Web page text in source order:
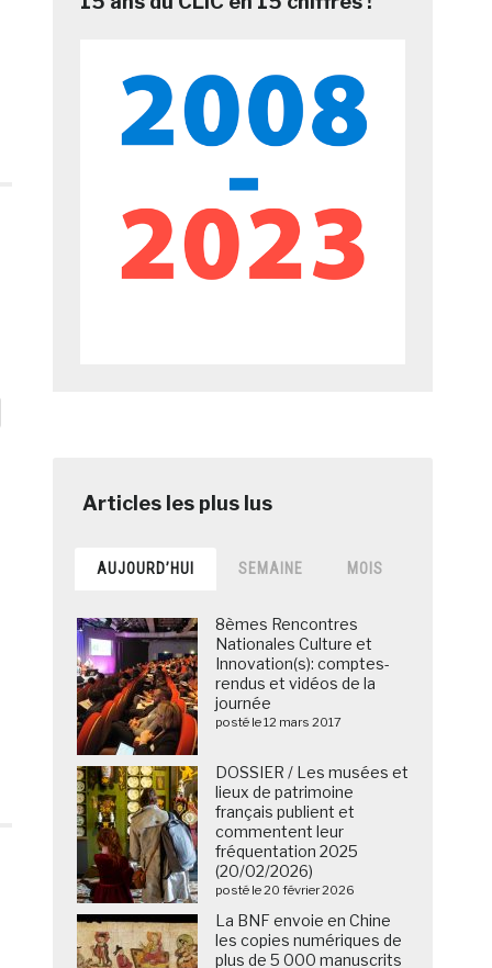
AUJOURD’HUI SEMAINE MOIS
8èmes Rencontres
Nationales Culture et
Innovation(s): comptes-
rendus et vidéos de la
journée
posté le 12 mars 2017
DOSSIER / Les musées et
lieux de patrimoine
français publient et
commentent leur
fréquentation 2025
(20/02/2026)
posté le 20 février 2026
La BNF envoie en Chine
les copies numériques de
plus de 5 000 manuscrits